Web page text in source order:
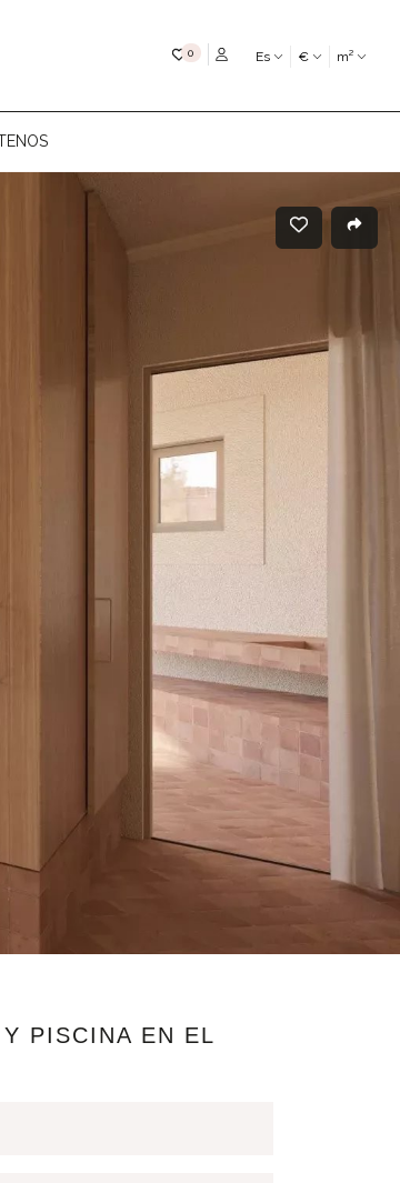
0Mis favoritosEs € m²
PISCINA EN EL